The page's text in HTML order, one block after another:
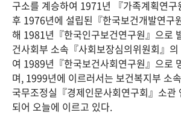
정책과 연구 키워드로 보는 연구 역사
간행물 변천사
기록물 아카이브
사진 아카이브 문서 기록물 행정박물
구소를 계승하여 1971년 『가족계획연구
후 1976년에 설립된『한국보건개발연구
해 1981년『한국인구보건연구원』으로
건사회부 소속『사회보장심의위원회』
여 1989년『한국보건사회연구원』으로
며, 1999년에 이르러서는 보건복지부 소
국무조정실『경제인문사회연구회』소관
되어 오늘에 이르고 있다.